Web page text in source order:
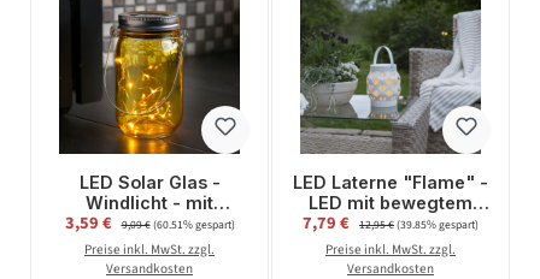
LED Solar Glas -
Windlicht - mit
Drahtlichterkette -
Lichtsensor - H: 14cm
- D: 8cm - gelb
Verkaufspreis:
3,59 € Regulärer Preis:
9,09 €(60.51% gespart)
Preise inkl. MwSt. zzgl.
Versandkosten
LED Laterne "Flame" -
LED mit bewegtem
Feuereffekt - H: 16cm,
D: 14cm - Timer - weiß
Verkaufspreis:
7,79 € Regulärer Preis:
12,95 €(39.85% gespart)
Preise inkl. MwSt. zzgl.
Versandkosten